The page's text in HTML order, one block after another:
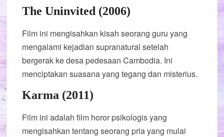
The Uninvited (2006)
Film ini mengisahkan kisah seorang guru yang
mengalami kejadian supranatural setelah
bergerak ke desa pedesaan Cambodia. Ini
menciptakan suasana yang tegang dan misterius.
Karma (2011)
Film ini adalah film horor psikologis yang
mengisahkan tentang seorang pria yang mulai